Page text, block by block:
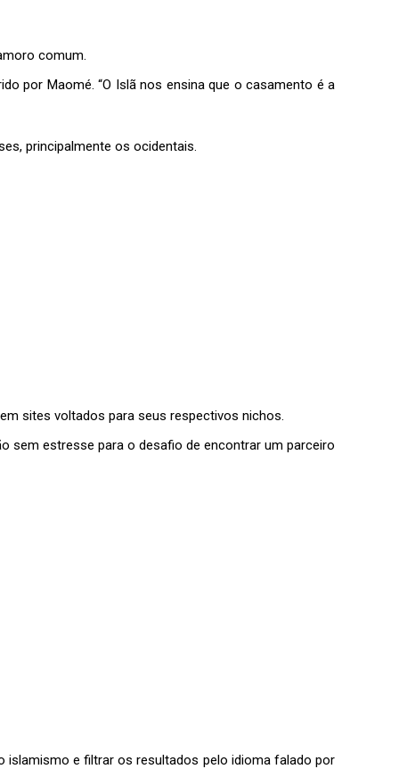
comum.
por Maomé. “O Islã nos ensina que o casamento é a
principalmente os ocidentais.
sites voltados para seus respectivos nichos.
sem estresse para o desafio de encontrar um parceiro
islamismo e filtrar os resultados pelo idioma falado por